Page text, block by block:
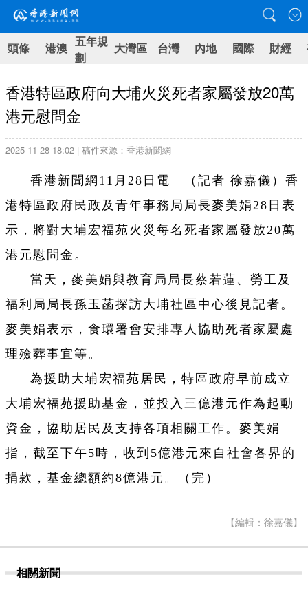
頭條 港澳 五年規
劃
大灣區 台灣 內地 國際 財經
香港特區政府向大埔火災死者家屬發放20萬
港元慰問金
2025-11-28 18:02 | 稿件來源：香港新聞網
香港新聞網11月28日電 （記者 徐嘉儀）香
港特區政府民政及青年事務局局長麥美娟28日表
示，將對大埔宏福苑火災每名死者家屬發放20萬
港元慰問金。
當天，麥美娟與教育局局長蔡若蓮、勞工及
福利局局長孫玉菡探訪大埔社區中心後見記者。
麥美娟表示，食環署會安排專人協助死者家屬處
理殮葬事宜等。
為援助大埔宏福苑居民，特區政府早前成立
大埔宏福苑援助基金，並投入三億港元作為起動
資金，協助居民及支持各項相關工作。麥美娟
指，截至下午5時，收到5億港元來自社會各界的
捐款，基金總額約8億港元。（完）
【編輯：徐嘉儀】
相關新聞